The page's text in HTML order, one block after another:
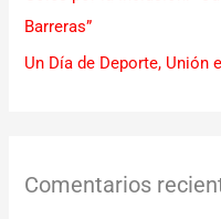
Barreras”
Un Día de Deporte, Unión
Comentarios